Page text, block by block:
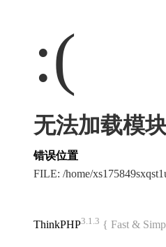
:(
无法加载模
错误位置
FILE: /home/
ThinkPHP3.1.3 { Fast &